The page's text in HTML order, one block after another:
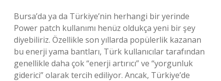
Bursa’da ya da Türkiye’nin herhangi bir yerinde
Power patch kullanımı henüz oldukça yeni bir şey
diyebiliriz. Özellikle son yıllarda popülerlik kazanan
bu enerji yama bantları, Türk kullanıcılar tarafından
genellikle daha çok “enerji artırıcı” ve “yorgunluk
giderici” olarak tercih ediliyor. Ancak, Türkiye’de